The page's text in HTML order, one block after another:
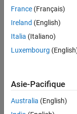
France (Français)
Ireland (English)
Italia (Italiano)
Luxembourg
Asie-Pacifique
Australia (English)